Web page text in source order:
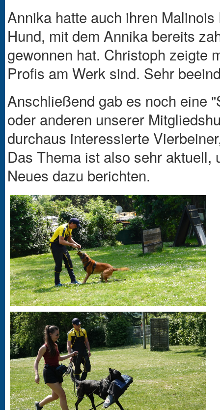
Annika hatte auch ihren
Hund, mit dem Annika bereits
gewonnen hat. Christoph zeigte
Profis am Werk sind. Sehr
Anschließend gab es noch eine
oder anderen unserer
durchaus interessierte
Das Thema ist also sehr
Neues dazu berichten.